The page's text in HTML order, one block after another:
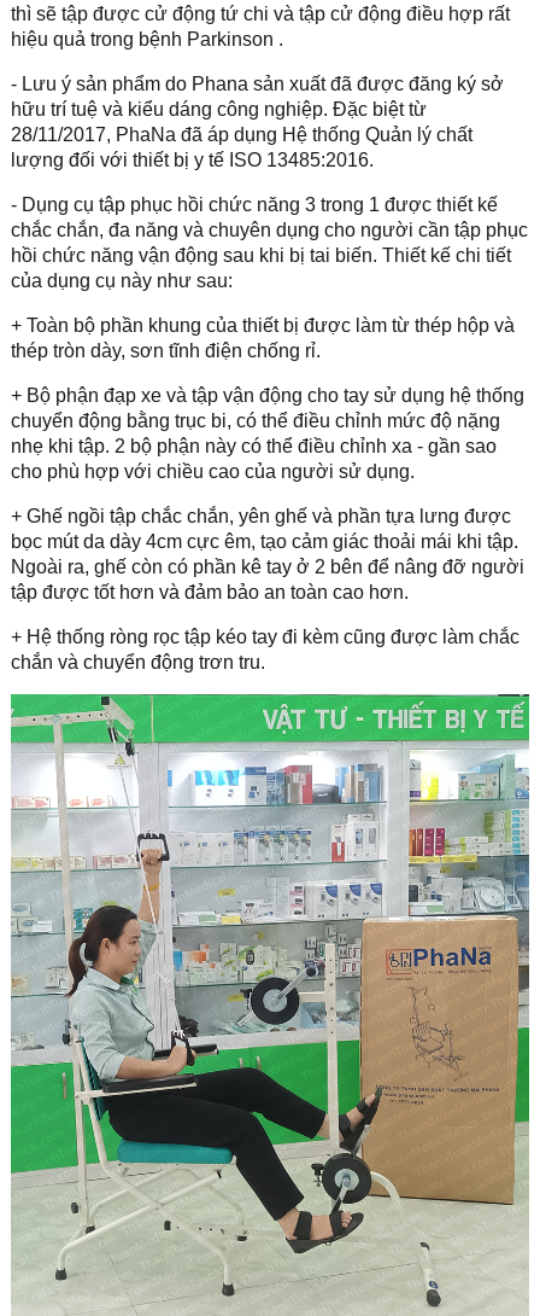
thì sẽ tập được cử động tứ chi và tập cử động điều hợp rất
hiệu quả trong bệnh Parkinson .
- Lưu ý sản phẩm do Phana sản xuất đã được đăng ký sở
hữu trí tuệ và kiểu dáng công nghiệp. Đặc biệt từ
28/11/2017, PhaNa đã áp dụng Hệ thống Quản lý chất
lượng đối với thiết bị y tế ISO 13485:2016.
- Dụng cụ tập phục hồi chức năng 3 trong 1 được thiết kế
chắc chắn, đa năng và chuyên dụng cho người cần tập phục
hồi chức năng vận động sau khi bị tai biến. Thiết kế chi tiết
của dụng cụ này như sau:
+ Toàn bộ phần khung của thiết bị được làm từ thép hộp và
thép tròn dày, sơn tĩnh điện chống rỉ.
+ Bộ phận đạp xe và tập vận động cho tay sử dụng hệ thống
chuyển động bằng trục bi, có thể điều chỉnh mức độ nặng
nhẹ khi tập. 2 bộ phận này có thể điều chỉnh xa - gần sao
cho phù hợp với chiều cao của người sử dụng.
+ Ghế ngồi tập chắc chắn, yên ghế và phần tựa lưng được
bọc mút da dày 4cm cực êm, tạo cảm giác thoải mái khi tập.
Ngoài ra, ghế còn có phần kê tay ở 2 bên để nâng đỡ người
tập được tốt hơn và đảm bảo an toàn cao hơn.
+ Hệ thống ròng rọc tập kéo tay đi kèm cũng được làm chắc
chắn và chuyển động trơn tru.